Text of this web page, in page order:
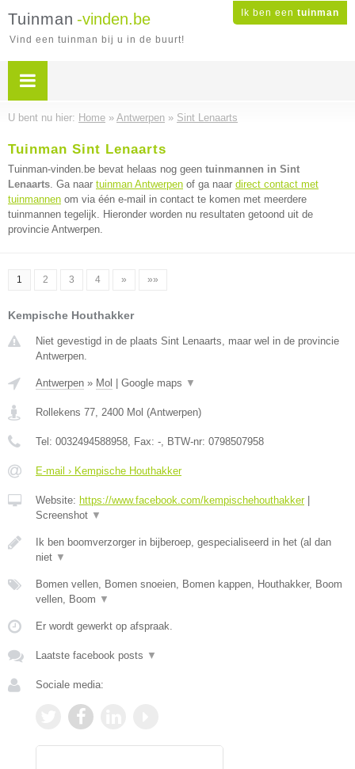
Ik ben een tuinman
Tuinman -vinden.be
Vind een tuinman bij u in de buurt!
U bent nu hier: Home » Antwerpen » Sint Lenaarts
Tuinman Sint Lenaarts
Tuinman-vinden.be bevat helaas nog geen tuinmannen in Sint
Lenaarts. Ga naar tuinman Antwerpen of ga naar direct contact met
tuinmannen om via één e-mail in contact te komen met meerdere
tuinmannen tegelijk. Hieronder worden nu resultaten getoond uit de
provincie Antwerpen.
1 2 3 4 » »»
Kempische Houthakker
Niet gevestigd in de plaats Sint Lenaarts, maar wel in de provincie
Antwerpen.
Antwerpen » Mol Google maps ▼
Rollekens 77, 2400 Mol (Antwerpen)
Tel: 0032494588958, Fax: -, BTW-nr: 0798507958
E-mail › Kempische Houthakker
Website: https://www.facebook.com/kempischehouthakker|
Screenshot ▼
Ik ben boomverzorger in bijberoep, gespecialiseerd in het (al dan
niet ▼
Bomen vellen, Bomen snoeien, Bomen kappen, Houthakker, Boom
vellen, Boom ▼
Er wordt gewerkt op afspraak.
Laatste facebook posts ▼
Sociale media: